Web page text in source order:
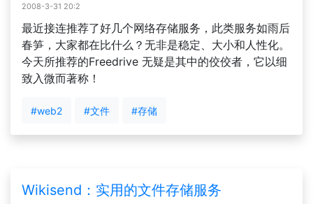
2008-3-31 20:2
最近接连推荐了好几个网络存储服务，此类服务如雨后
春笋，大家都在比什么？无非是稳定、大小和人性化。
今天所推荐的Freedrive 无疑是其中的佼佼者，它以细
致入微而著称！
#web2 #文件 #存储
Wikisend：实用的文件存储服务